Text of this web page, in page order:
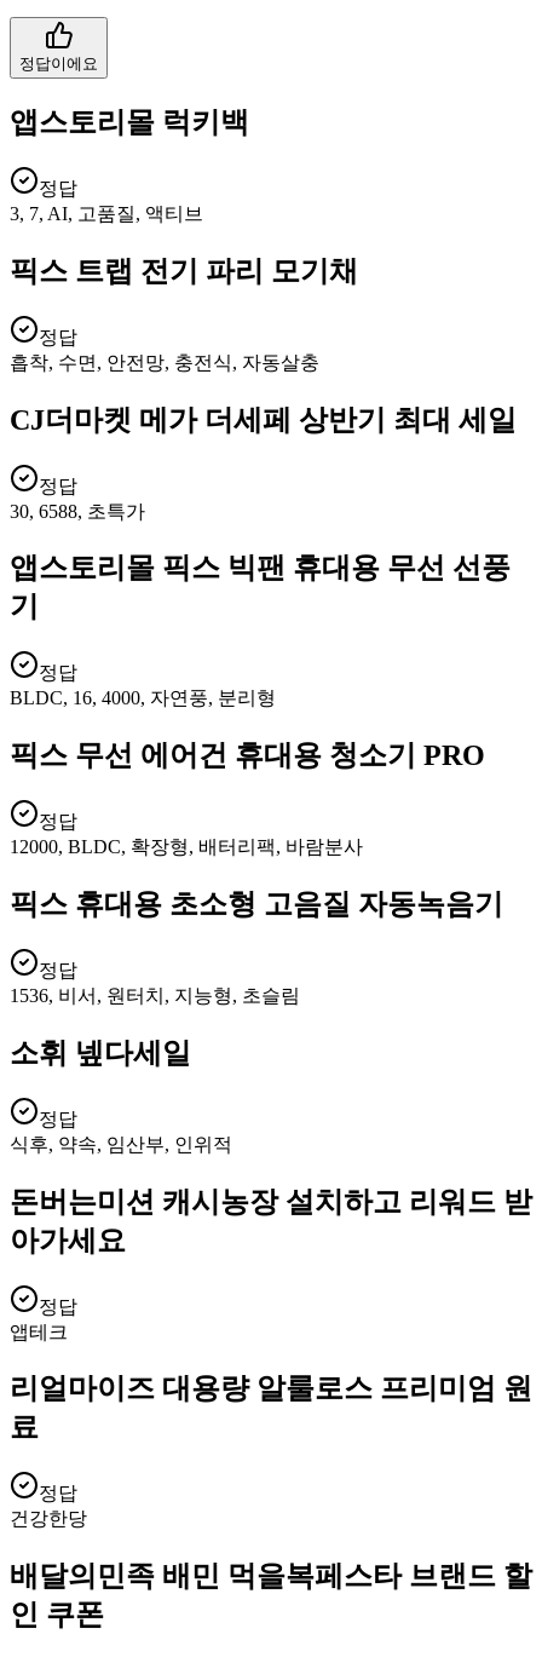
정답이에요
앱스토리몰 럭키백
정답
3, 7, AI, 고품질, 액티브
픽스 트랩 전기 파리 모기채
정답
흡착, 수면, 안전망, 충전식, 자동살충
CJ더마켓 메가 더세페 상반기 최대 세일
정답
30, 6588, 초특가
앱스토리몰 픽스 빅팬 휴대용 무선 선풍
기
정답
BLDC, 16, 4000, 자연풍, 분리형
픽스 무선 에어건 휴대용 청소기 PRO
정답
12000, BLDC, 확장형, 배터리팩, 바람분사
픽스 휴대용 초소형 고음질 자동녹음기
정답
1536, 비서, 원터치, 지능형, 초슬림
소휘 넾다세일
정답
식후, 약속, 임산부, 인위적
돈버는미션 캐시농장 설치하고 리워드 받
아가세요
정답
앱테크
리얼마이즈 대용량 알룰로스 프리미엄 원
료
정답
건강한당
배달의민족 배민 먹을복페스타 브랜드 할
인 쿠폰